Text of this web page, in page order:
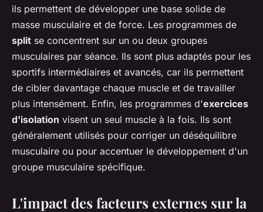
ils permettent de développer une base solide de
masse musculaire et de force. Les programmes de
split se concentrent sur un ou deux groupes
musculaires par séance. Ils sont plus adaptés pour les
sportifs intermédiaires et avancés, car ils permettent
de cibler davantage chaque muscle et de travailler
plus intensément. Enfin, les programmes d'exercices
d'isolation visent un seul muscle à la fois. Ils sont
généralement utilisés pour corriger un déséquilibre
musculaire ou pour accentuer le développement d'un
groupe musculaire spécifique.
L'impact des facteurs externes sur la